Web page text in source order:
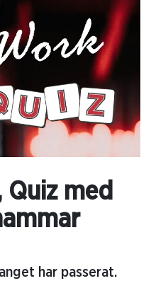
Quiz med
har passerat.